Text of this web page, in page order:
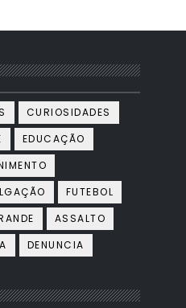
CURIOSIDADES
EDUCAÇÃO
FUTEBOL
ASSALTO
DENUNCIA